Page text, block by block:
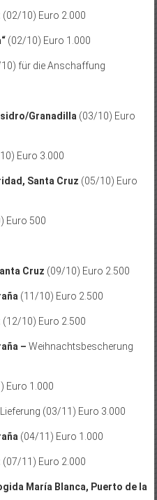
(02/10) Euro 2.000
(02/10) Euro 1.000
für die Anschaffung
Granadilla(03/10) Euro
Euro 3.000
Santa Cruz (05/10) Euro
Euro 500
Cruz (09/10) Euro 2.500
(11/10) Euro 2.500
(12/10) Euro 2.500
– Weihnachtsbescherung
Euro 1.000
(03/11) Euro 3.000
(04/11) Euro 1.000
(07/11) Euro 2.000
María Blanca, Puerto de la